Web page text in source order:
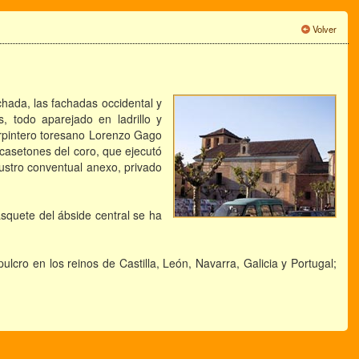
Volver
las fachadas occidental y
todo aparejado en ladrillo y
toresano Lorenzo Gago
del coro, que ejecutó
conventual anexo, privado
del ábside central se ha
en los reinos de Castilla, León, Navarra, Galicia y Portugal;